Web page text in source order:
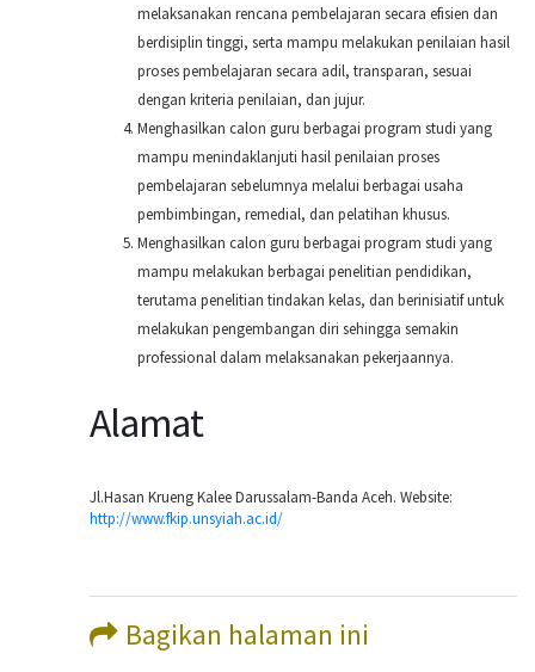
melaksanakan rencana pembelajaran secara efisien dan
berdisiplin tinggi, serta mampu melakukan penilaian hasil
proses pembelajaran secara adil, transparan, sesuai
dengan kriteria penilaian, dan jujur.
Menghasilkan calon guru berbagai program studi yang
mampu menindaklanjuti hasil penilaian proses
pembelajaran sebelumnya melalui berbagai usaha
pembimbingan, remedial, dan pelatihan khusus.
Menghasilkan calon guru berbagai program studi yang
mampu melakukan berbagai penelitian pendidikan,
terutama penelitian tindakan kelas, dan berinisiatif untuk
melakukan pengembangan diri sehingga semakin
professional dalam melaksanakan pekerjaannya.
Alamat
Jl.Hasan Krueng Kalee Darussalam-Banda Aceh. Website:
http://www.fkip.unsyiah.ac.id/
Bagikan halaman ini